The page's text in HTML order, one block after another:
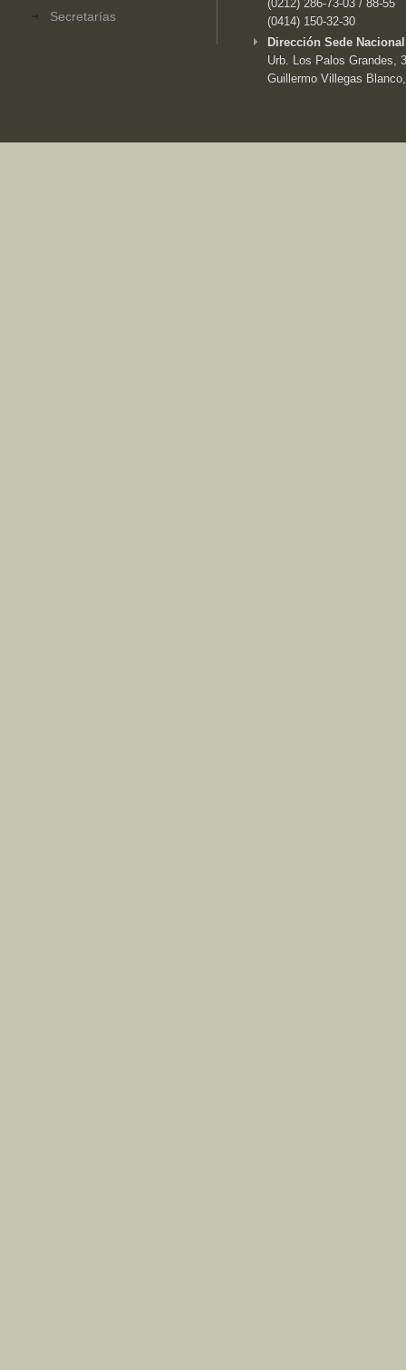
Secretarías
(0212) 286-73-03 / 88-55
(0414) 150-32-30
Dirección Sede
Urb. Los Palos Grandes,
Guillermo Villegas